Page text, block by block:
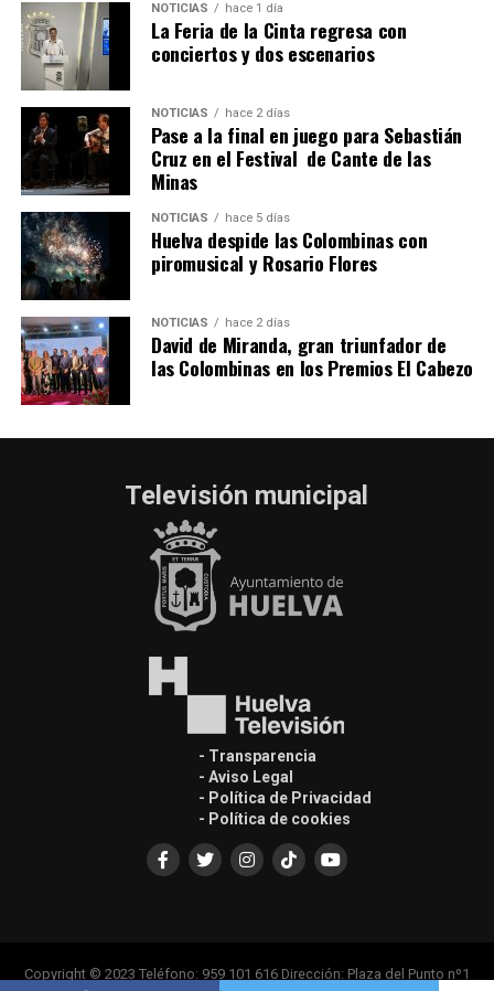
SEXTA CORRIDA DE LAS FIESTAS COLOMBINAS
2026
hace 5 días· Huelvatv
NOTICIAS hace 1 día
La Feria de la Cinta regresa con
conciertos y dos escenarios
NOTICIAS hace 2 días
Pase a la final en juego para Sebastián
Cruz en el Festival de Cante de las
Minas
NOTICIAS hace 5 días
Huelva despide las Colombinas con
piromusical y Rosario Flores
NOTICIAS hace 2 días
David de Miranda, gran triunfador de
las Colombinas en los Premios El Cabezo
Televisión municipal
- Transparencia
- Aviso Legal
- Política de Privacidad
- Política de cookies
Copyright © 2023 Teléfono: 959 101 616 Dirección: Plaza del Punto nº1